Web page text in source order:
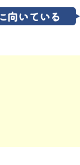
向いている